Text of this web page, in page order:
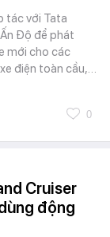
tác với Tata
Độ để phát
mới cho các
điện toàn cầu,…
0
Cruiser
động